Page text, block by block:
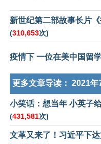
新世纪第二部故事长片
(310,653次)
疫情下 一位在美中国留
更多文章导读： 2021年
小笑话：想当年 小英子
(431,581次)
文革又来了！习近平下